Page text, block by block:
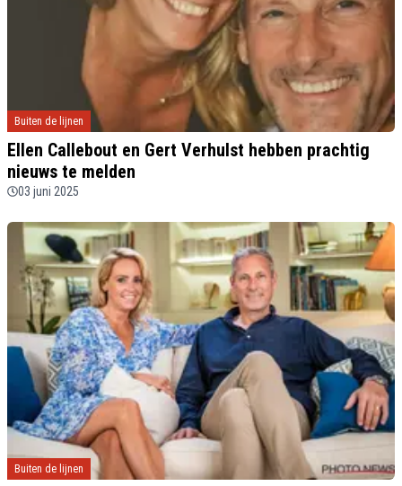
Buiten de lijnen
Ellen Callebout en Gert Verhulst hebben prachtig
nieuws te melden
03 juni 2025
Buiten de lijnen